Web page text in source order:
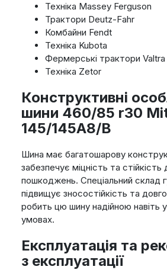
Техніка Massey Ferguson
Трактори Deutz-Fahr
Комбайни Fendt
Техніка Kubota
Фермерські трактори Valtra
Техніка Zetor
Конструктивні
шини 460/85 r30
145/145A8/B
Шина має багатошарову
забезпечує міцність та стійкість
пошкоджень. Спеціальний склад
підвищує зносостійкість та
робить цю шину надійною навіть
умовах.
Експлуатація та
з експлуатації